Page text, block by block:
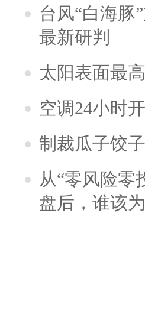
台风“白海豚
最新研判
太阳表面最
空调24小时
制裁瓜子饺
从“零风险零
盘后，谁该